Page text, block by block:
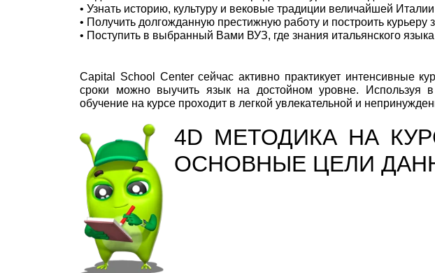
• Узнать историю, культуру и вековые традиции величайшей Италии
• Получить долгожданную престижную работу и построить курьеру
• Поступить в выбранный Вами ВУЗ, где знания итальянского
Capital School Center сейчас активно практикует интенсивные
сроки можно выучить язык на достойном уровне. Используя
обучение на курсе проходит в легкой увлекательной и
4D МЕТОДИКА НА
ОСНОВНЫЕ ЦЕЛИ